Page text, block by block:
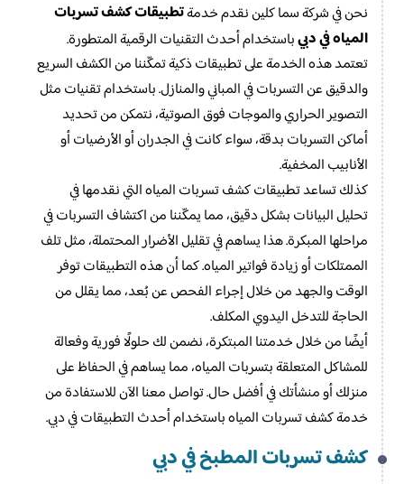
نحن في شركة سما كلين نقدم خدمةتطبيقات كشف تسربات
المياه في دبيباستخدام أحدث التقنيات الرقمية المتطورة.
تعتمد هذه الخدمة على تطبيقات ذكية تمكّننا من الكشف السريع
والدقيق عن التسربات في المباني والمنازل. باستخدام تقنيات مثل
التصوير الحراري والموجات فوق الصوتية، نتمكن من تحديد
أماكن التسربات بدقة، سواء كانت في الجدران أو الأرضيات أو
الأنابيب المخفية.
كذلك تساعد تطبيقات كشف تسربات المياه التي نقدمها في
تحليل البيانات بشكل دقيق، مما يمكّننا من اكتشاف التسربات في
مراحلها المبكرة. هذا يساهم في تقليل الأضرار المحتملة، مثل تلف
الممتلكات أو زيادة فواتير المياه. كما أن هذه التطبيقات توفر
الوقت والجهد من خلال إجراء الفحص عن بُعد، مما يقلل من
الحاجة للتدخل اليدوي المكلف.
أيضًا من خلال خدمتنا المبتكرة، نضمن لك حلولًا فورية وفعالة
للمشاكل المتعلقة بتسربات المياه، مما يساهم في الحفاظ على
منزلك أو منشأتك في أفضل حال. تواصل معنا الآن للاستفادة من
خدمة كشف تسربات المياه باستخدام أحدث التطبيقات في دبي.
كشف تسربات المطبخ في دبي